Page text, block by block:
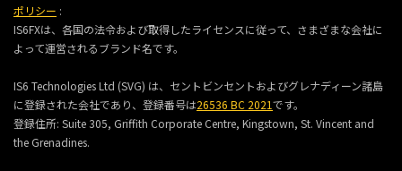
ポリシー :
IS6FXは、各国の法令および取得したライセンスに従って、さまざまな会社に
よって運営されるブランド名です。
IS6 Technologies Ltd (SVG) は、セントビンセントおよびグレナディーン諸島
に登録された会社であり、登録番号は26536 BC 2021です。
登録住所: Suite 305, Griffith Corporate Centre, Kingstown, St. Vincent and
the Grenadines.